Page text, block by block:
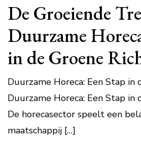
De Groeiende
Duurzame
in de Groene
Duurzame Horeca: Een Stap in
Duurzame Horeca: Een Stap in
De horecasector speelt een
maatschappij […]